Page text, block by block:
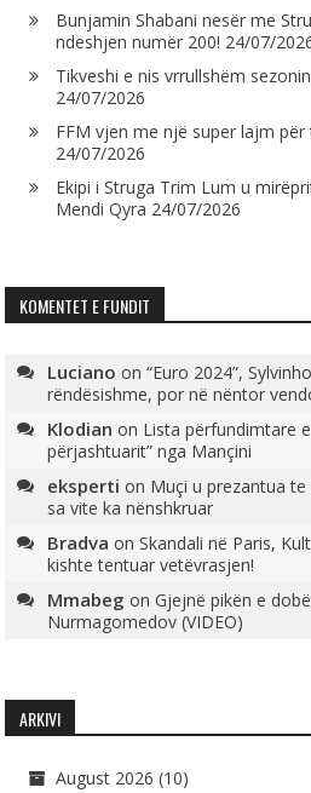
Bunjamin Shabani nesër me
ndeshjen numër 200! 24/07/
Tikveshi e nis vrrullshëm
24/07/2026
FFM vjen me një super lajm
24/07/2026
Ekipi i Struga Trim Lum u
Mendi Qyra 24/07/2026
KOMENTET E FUNDIT
Luciano on“Euro 2024”,
rëndësishme, por në nëntor
Klodian on Lista përfundimtare
përjashtuarit” nga Mançini
eksperti on Muçi u prezantua
sa vite ka nënshkruar
Bradva onSkandali në Paris,
kishte tentuar vetëvrasjen!
Mmabeg onGjejnë pikën e
Nurmagomedov (VIDEO)
ARKIVI
August 2026 (10)